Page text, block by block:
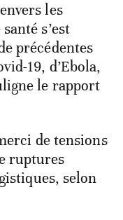
les
s’est
précédentes
19, d’Ebola,
le rapport
de tensions
ruptures
selon